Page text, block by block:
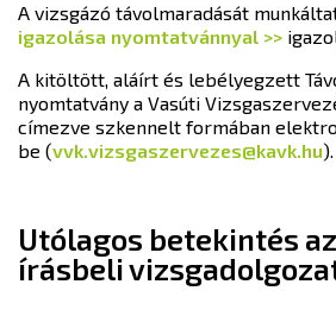
A vizsgázó távolmaradását
igazolása nyomtatvánnyal >>
A kitöltött, aláírt és lebélyegzett
nyomtatvány a Vasúti
címezve szkennelt formában
be (vvk.vizsgaszervezes@kavk.hu).
Utólagos betekintés
írásbeli